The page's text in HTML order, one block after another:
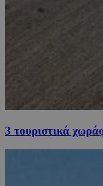
3 τουριστικά